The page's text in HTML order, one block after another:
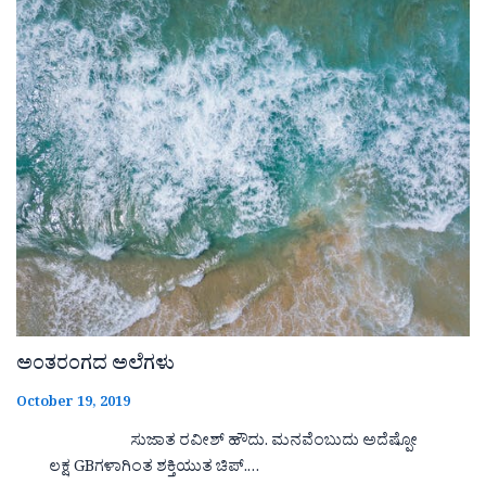
ಅಂತರಂಗದ ಅಲೆಗಳು
October 19, 2019
ಸುಜಾತ ರವೀಶ್ ಹೌದು. ಮನವೆಂಬುದು ಅದೆಷ್ಪೋ
ಲಕ್ಷ GBಗಳಾಗಿಂತ ಶಕ್ತಿಯುತ ಚಿಪ್.…